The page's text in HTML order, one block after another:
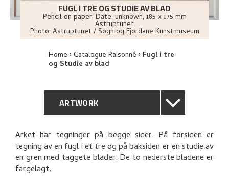
FUGL I TRE OG STUDIE AV BLAD
Pencil on paper, Date: unknown, 185 x 175 mm
Astruptunet
Photo: Astruptunet / Sogn og Fjordane Kunstmuseum
Home Catalogue Raisonné Fugl i tre
og Studie av blad
ARTWORK
GENERAL DESCRIPTION
TECHNICAL DESCRIPTION
Arket har tegninger på begge sider. På forsiden er
tegning av en fugl i et tre og på baksiden er en studie av
en gren med taggete blader. De to nederste bladene er
fargelagt.